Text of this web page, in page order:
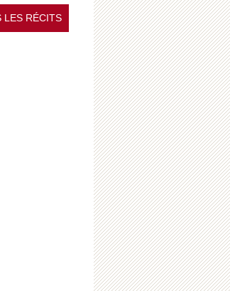
LES RÉCITS